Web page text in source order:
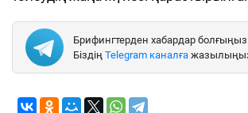
Брифингтерден хабардар
Біздің Telegram каналға